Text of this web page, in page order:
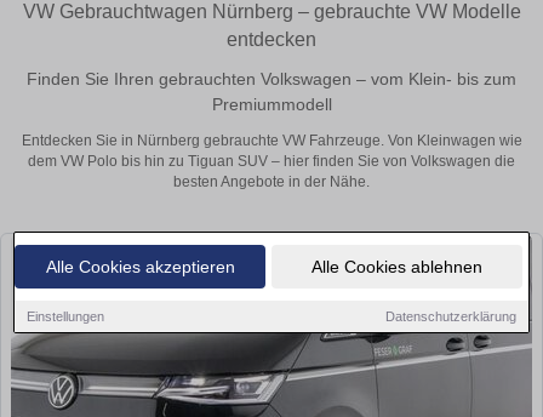
Alle Cookies akzeptieren Alle Cookies ablehnen
Einstellungen Datenschutzerklärung
VW Gebrauchtwagen Nürnberg – gebrauchte VW Modelle
entdecken
Finden Sie Ihren gebrauchten Volkswagen – vom Klein- bis zum
Premiummodell
Entdecken Sie in Nürnberg gebrauchte VW Fahrzeuge. Von Kleinwagen wie
dem VW Polo bis hin zu Tiguan SUV – hier finden Sie von Volkswagen die
besten Angebote in der Nähe.